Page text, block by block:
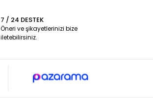
7 / 24 DESTEK
Öneri ve şikayetlerinizi bize
iletebilirsiniz.